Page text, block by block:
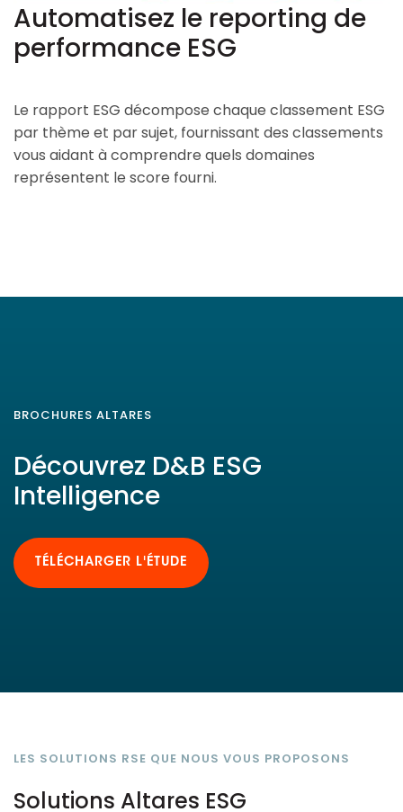
Automatisez le reporting de
performance ESG
Le rapport ESG décompose chaque classement ESG
par thème et par sujet, fournissant des classements
vous aidant à comprendre quels domaines
représentent le score fourni.
BROCHURES ALTARES
Découvrez D&B ESG
Intelligence
TÉLÉCHARGER L'ÉTUDE
LES SOLUTIONS RSE QUE NOUS VOUS PROPOSONS
Solutions Altares ESG